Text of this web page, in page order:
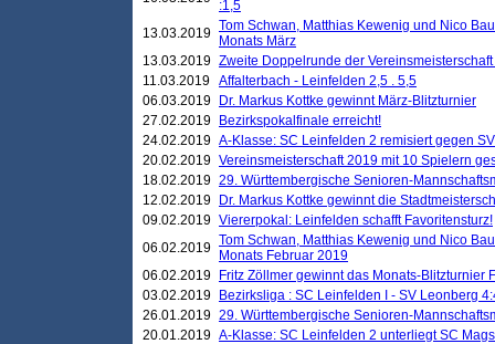
:1,5
13.03.2019 Tom Schwan, Matthias Kewenig und Nico
Monats März
13.03.2019 Zweite Doppelrunde der
11.03.2019 Affalterbach - Leinfelden 2,5 . 5,5
06.03.2019
Dr. Markus Kottke gewinnt März-Blitzturnier
27.02.2019
Bezirkspokalfinale erreicht!
24.02.2019 A-Klasse: SC Leinfelden 2 remisiert gegen
20.02.2019 Vereinsmeisterschaft 2019 mit 10 Spielern
18.02.2019 29. Württembergische Senioren-
12.02.2019
Dr. Markus Kottke gewinnt die
09.02.2019 Viererpokal: Leinfelden schafft Favoritensturz!
06.02.2019 Tom Schwan, Matthias Kewenig und Nico
Monats Februar 2019
06.02.2019
Fritz Zöllmer gewinnt das Monats-Blitzturnier
03.02.2019
Bezirksliga : SC Leinfelden I - SV Leonberg
26.01.2019 29. Württembergische Senioren-
20.01.2019 A-Klasse: SC Leinfelden 2 unterliegt SC